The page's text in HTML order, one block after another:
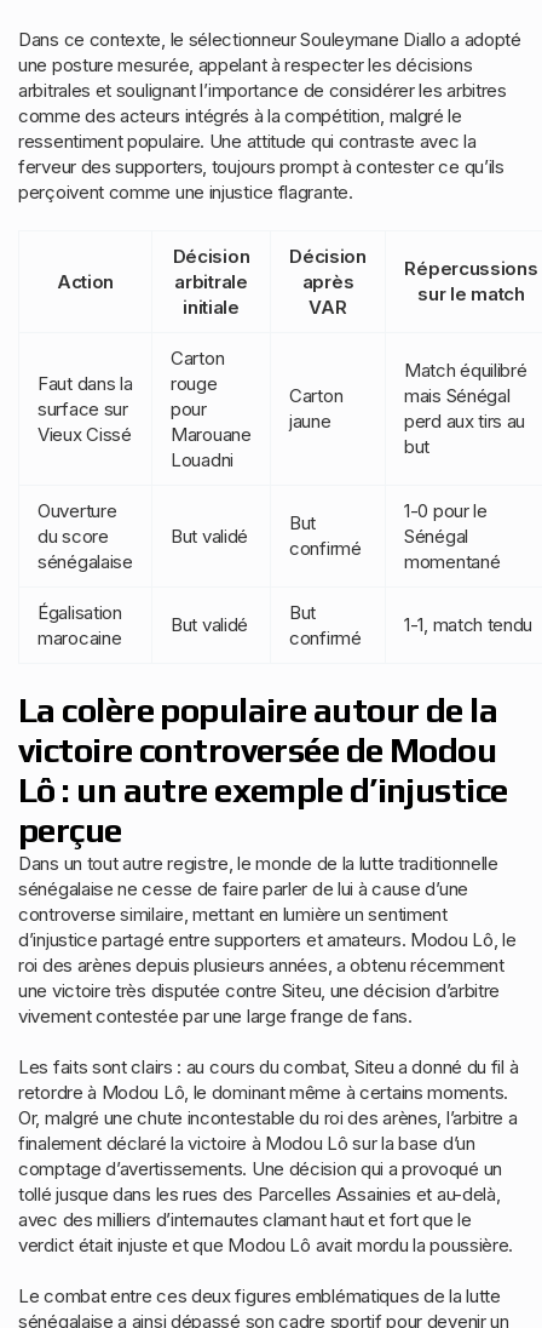
Dans ce contexte, le sélectionneur Souleymane Diallo a adopté
une posture mesurée, appelant à respecter les décisions
arbitrales et soulignant l’importance de considérer les arbitres
comme des acteurs intégrés à la compétition, malgré le
ressentiment populaire. Une attitude qui contraste avec la
ferveur des supporters, toujours prompt à contester ce qu’ils
perçoivent comme une injustice flagrante.
Action
Décision
arbitrale
initiale
Décision
après
VAR
Répercussions
sur le match
Faut dans la
surface sur
Vieux Cissé
Carton
rouge
pour
Marouane
Louadni
Carton
jaune
Match équilibré
mais Sénégal
perd aux tirs au
but
Ouverture
du score
sénégalaise
But validé
But
confirmé
1-0 pour le
Sénégal
momentané
Égalisation
marocaine
But validé
But
confirmé
1-1, match tendu
La colère populaire autour de la
victoire controversée de Modou
Lô : un autre exemple d’injustice
perçue
Dans un tout autre registre, le monde de la lutte traditionnelle
sénégalaise ne cesse de faire parler de lui à cause d’une
controverse similaire, mettant en lumière un sentiment
d’injustice partagé entre supporters et amateurs. Modou Lô, le
roi des arènes depuis plusieurs années, a obtenu récemment
une victoire très disputée contre Siteu, une décision d’arbitre
vivement contestée par une large frange de fans.
Les faits sont clairs : au cours du combat, Siteu a donné du fil à
retordre à Modou Lô, le dominant même à certains moments.
Or, malgré une chute incontestable du roi des arènes, l’arbitre a
finalement déclaré la victoire à Modou Lô sur la base d’un
comptage d’avertissements. Une décision qui a provoqué un
tollé jusque dans les rues des Parcelles Assainies et au-delà,
avec des milliers d’internautes clamant haut et fort que le
verdict était injuste et que Modou Lô avait mordu la poussière.
Le combat entre ces deux figures emblématiques de la lutte
sénégalaise a ainsi dépassé son cadre sportif pour devenir un